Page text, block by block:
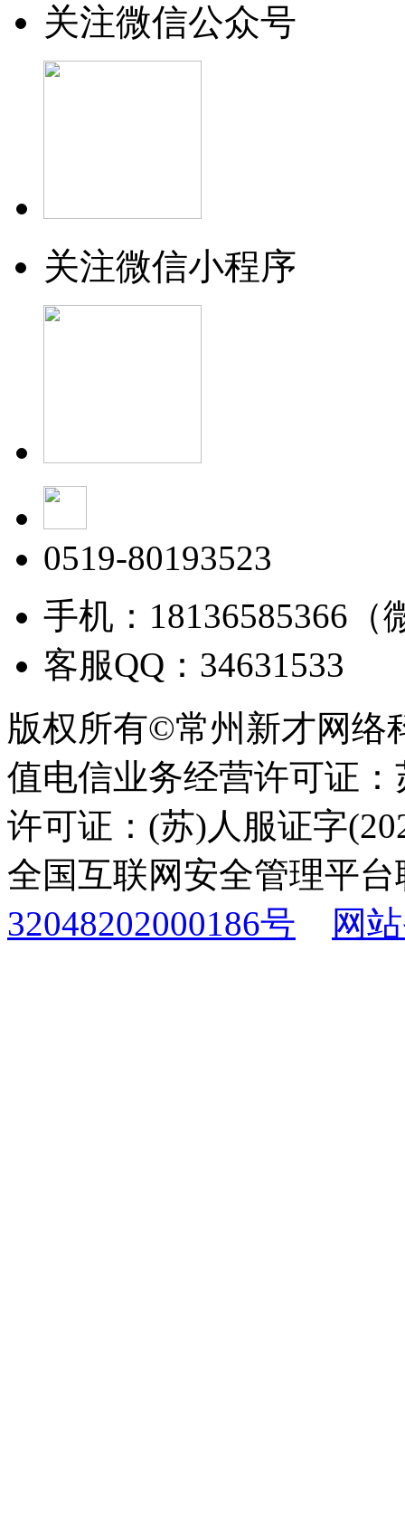
关注微信公众号
关注微信小程序
0519-80193523
手机：18136585366（
客服QQ：34631533
版权所有©常州新才网络
值电信业务经营许可证
许可证：(苏)人服证字
全国互联网安全管理平
32048202000186号
网